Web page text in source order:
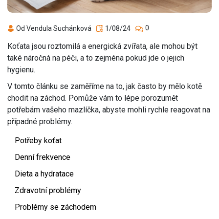
Od Vendula Suchánková 1/08/24 0
Koťata jsou roztomilá a energická zvířata, ale mohou být
také náročná na péči, a to zejména pokud jde o jejich
hygienu.
V tomto článku se zaměříme na to, jak často by mělo kotě
chodit na záchod. Pomůže vám to lépe porozumět
potřebám vašeho mazlíčka, abyste mohli rychle reagovat na
případné problémy.
Potřeby koťat
Denní frekvence
Dieta a hydratace
Zdravotní problémy
Problémy se záchodem